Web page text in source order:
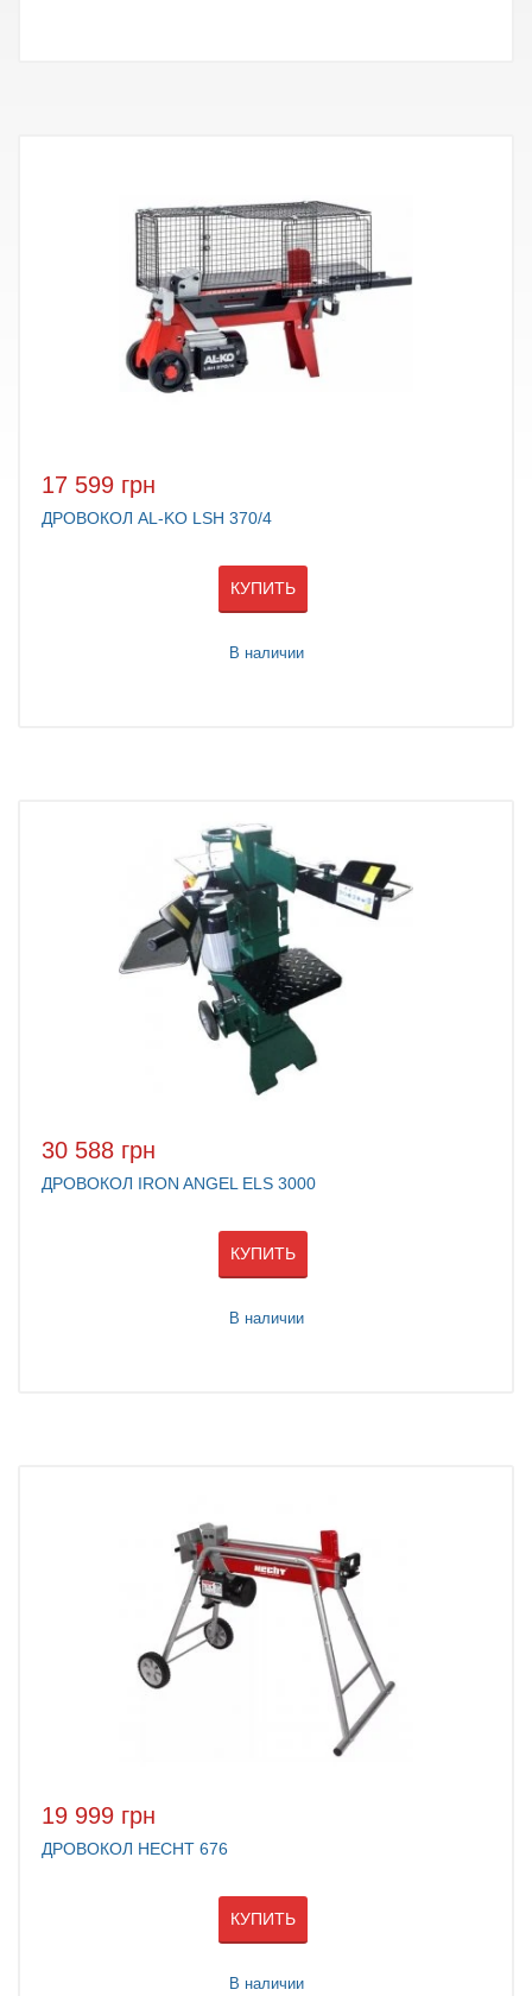
17 599 грн
ДРОВОКОЛ AL-KO LSH 370/4
КУПИТЬ
В наличии
30 588 грн
ДРОВОКОЛ IRON ANGEL ELS 3000
КУПИТЬ
В наличии
19 999 грн
ДРОВОКОЛ HECHT 676
КУПИТЬ
В наличии